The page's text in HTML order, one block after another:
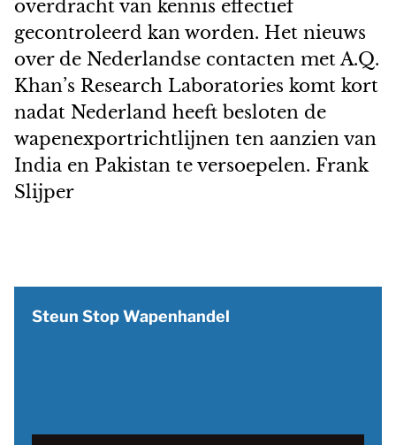
overdracht van kennis effectief
gecontroleerd kan worden. Het nieuws
over de Nederlandse contacten met A.Q.
Khan’s Research Laboratories komt kort
nadat Nederland heeft besloten de
wapenexportrichtlijnen ten aanzien van
India en Pakistan te versoepelen. Frank
Slijper
Steun Stop Wapenhandel